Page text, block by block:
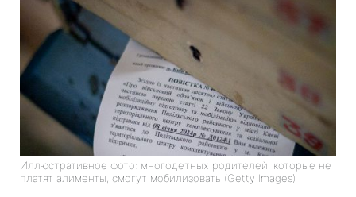
Иллюстративное фото: многодетных родителей, которые не
платят алименты, смогут мобилизовать (Getty Images)